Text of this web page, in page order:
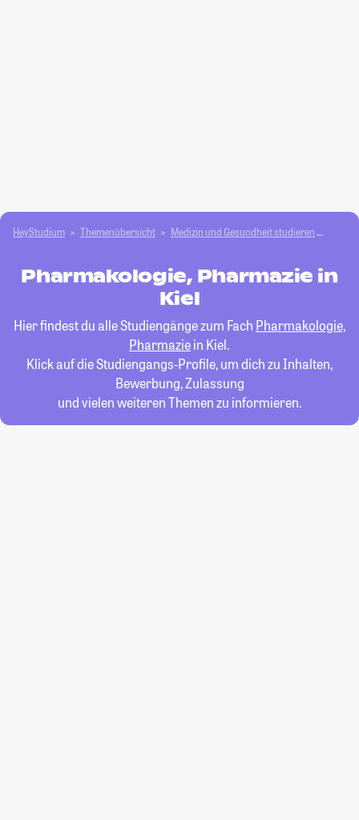
HeyStudium Themenübersicht Medizin und Gesundheit studieren
Pharmakologie, Pharmazie in
Kiel
Hier findest du alle Studiengänge zum Fach Pharmakologie,
Pharmaziein Kiel.
Klick auf die Studiengangs-Profile, um dich zu Inhalten,
Bewerbung, Zulassung
und vielen weiteren Themen zu informieren.